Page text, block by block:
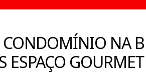
CONDOMÍNIO NA
ESPAÇO